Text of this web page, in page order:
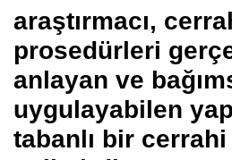
araştırmacı,
prosedürleri
anlayan ve
uygulayabilen
tabanlı bir